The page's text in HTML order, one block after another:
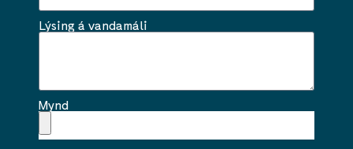
Lýsing á vandamáli
Mynd